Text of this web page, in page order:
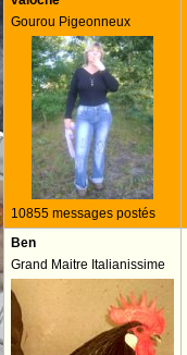
Gourou Pigeonneux
10855 messages postés
Ben
Grand Maitre Italianissime